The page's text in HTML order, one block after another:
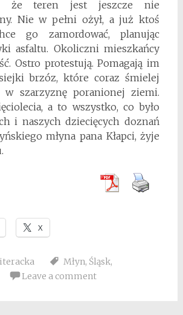
że teren jest jeszcze nie
Nie w pełni ożył, a już ktoś
go zamordować, planując
asfaltu. Okoliczni mieszkańcy
Ostro protestują. Pomagają im
brzóz, które coraz śmielej
w szarzyznę poranionej ziemi.
a to wszystko, co było
i naszych dziecięcych doznań
młyna pana Kłapci, żyje
X
Młyn, Śląsk,
Leave a comment